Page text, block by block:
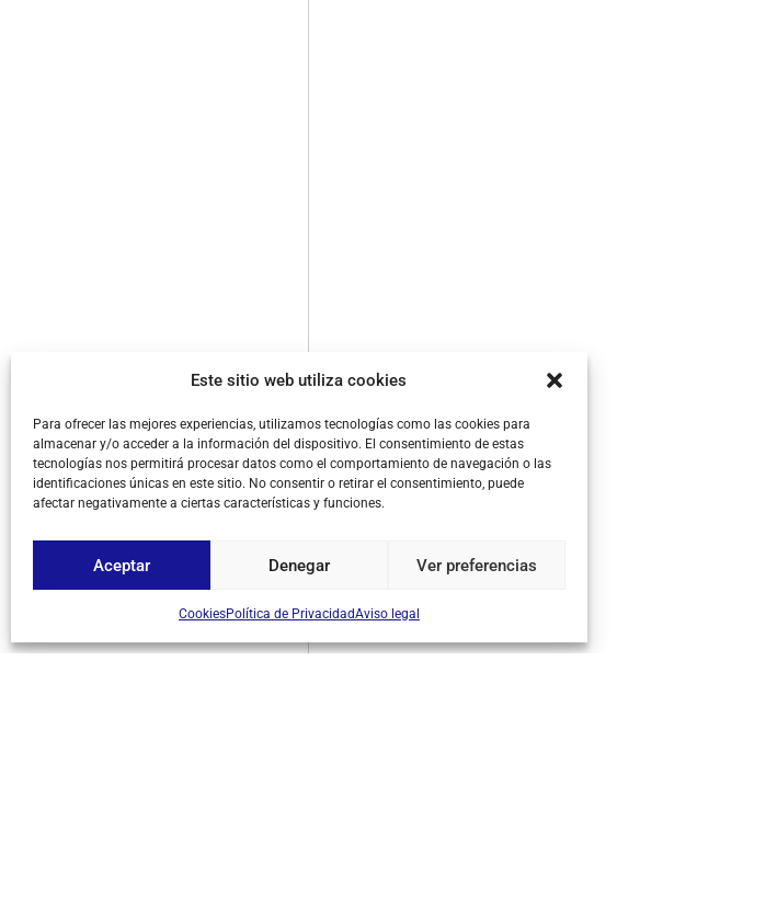
Este sitio web utiliza cookies
Para ofrecer las mejores experiencias, utilizamos tecnologías como las cookies para
almacenar y/o acceder a la información del dispositivo. El consentimiento de estas
tecnologías nos permitirá procesar datos como el comportamiento de navegación o las
identificaciones únicas en este sitio. No consentir o retirar el consentimiento, puede
afectar negativamente a ciertas características y funciones.
Aceptar Denegar Ver preferencias
CookiesPolítica de PrivacidadAviso legal